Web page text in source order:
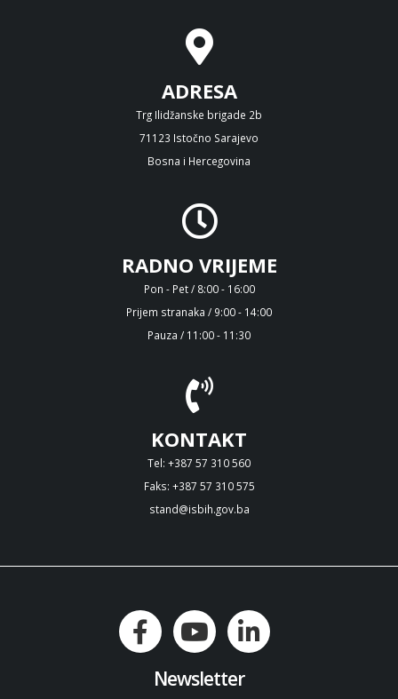
ADRESA
Trg Ilidžanske brigade 2b
71123 Istočno Sarajevo
Bosna i Hercegovina
RADNO VRIJEME
Pon - Pet / 8:00 - 16:00
Prijem stranaka / 9:00 - 14:00
Pauza / 11:00 - 11:30
KONTAKT
Tel: +387 57 310 560
Faks: +387 57 310 575
stand@isbih.gov.ba
Newsletter